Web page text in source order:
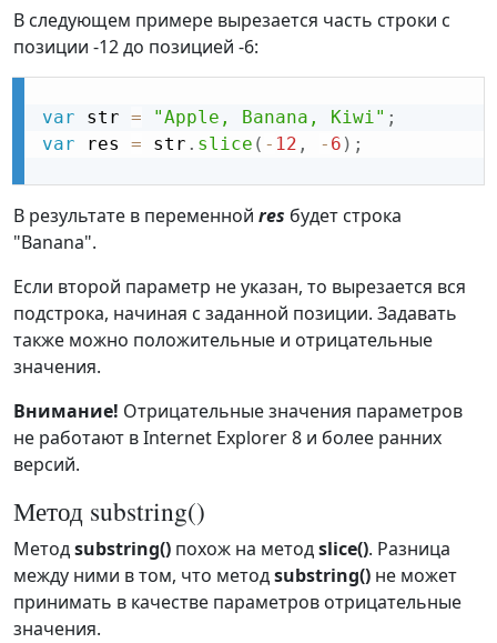
В следующем примере вырезается часть строки с
позиции -12 до позицией -6:
var str = "Apple, Banana, Kiwi" ;
var res = str . slice ( - 12 , - 6 ) ;
В результате в переменной res будет строка
"Banana".
Если второй параметр не указан, то вырезается вся
подстрока, начиная с заданной позиции. Задавать
также можно положительные и отрицательные
значения.
Внимание! Отрицательные значения параметров
не работают в Internet Explorer 8 и более ранних
версий.
Метод substring()
Методsubstring() похож на методslice(). Разница
между ними в том, что методsubstring() не может
принимать в качестве параметров отрицательные
значения.